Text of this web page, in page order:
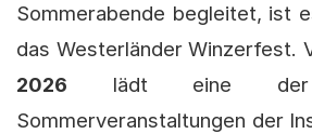
Sommerabende begleitet, ist
das Westerländer Winzerfest.
2026 lädt eine der
Sommerveranstaltungen der